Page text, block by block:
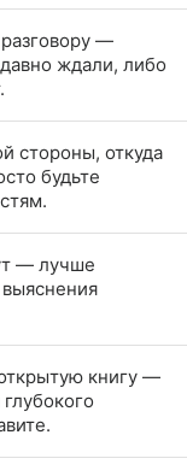
—
ждали, либо
стороны, откуда
будьте
— лучше
книгу —